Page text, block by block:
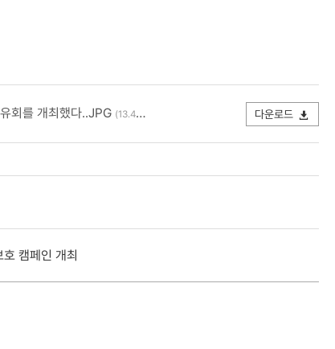
회를 개최했다..JPG (13.43MB ) 다운로드
캠페인 개최